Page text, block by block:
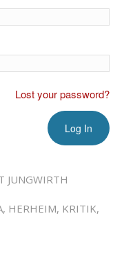
Lost your password?
JUNGWIRTH
, HERHEIM, KRITIK,